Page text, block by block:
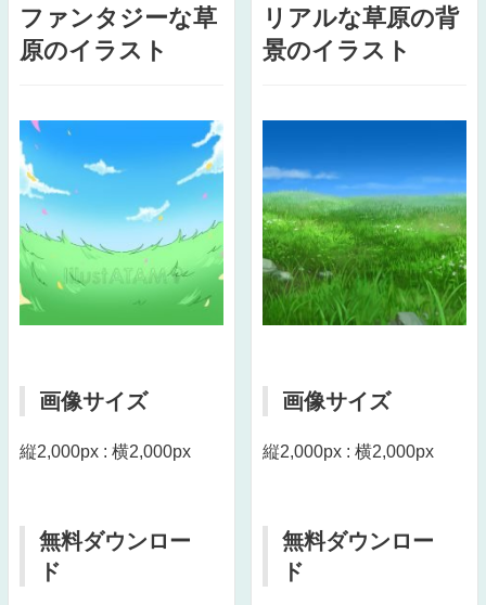
ファンタジーな草
原のイラスト
画像サイズ
縦2,000px : 横2,000px
無料ダウンロー
ド
リアルな草原の背
景のイラスト
画像サイズ
縦2,000px : 横2,000px
無料ダウンロー
ド